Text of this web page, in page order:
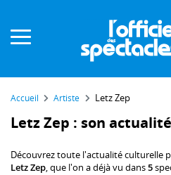
Accueil Artiste Letz Zep
Letz Zep : son
Découvrez toute l'actualité culturelle
Letz Zep, que l'on a déjà vu dans5